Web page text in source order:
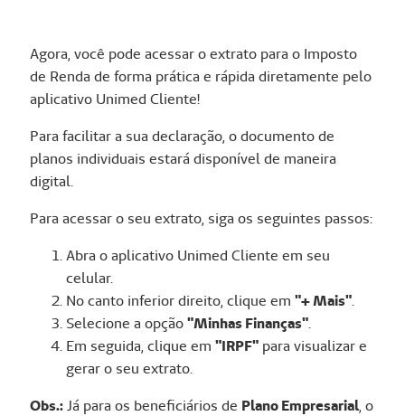
Agora, você pode acessar o extrato para o Imposto
de Renda de forma prática e rápida diretamente pelo
aplicativo Unimed Cliente!
Para facilitar a sua declaração, o documento de
planos individuais estará disponível de maneira
digital.
Para acessar o seu extrato, siga os seguintes passos:
Abra o aplicativo Unimed Cliente em seu
celular.
No canto inferior direito, clique em "+ Mais".
Selecione a opção"Minhas Finanças".
Em seguida, clique em "IRPF" para visualizar e
gerar o seu extrato.
Obs.:Já para os beneficiários de Plano Empresarial, o